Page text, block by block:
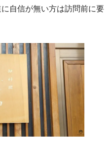
自信が無い方は訪問前に要